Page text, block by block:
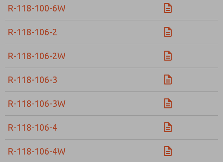
R-118-100-6W
R-118-106-2
R-118-106-2W
R-118-106-3
R-118-106-3W
R-118-106-4
R-118-106-4W
*Sí, he leído la política de privacidad y acepto que los
se recopilarán y almacenarán electrónicamente. Mis
únicamente con fines estrictamente destinados a
solicitud. Al enviar el formulario de contacto, acepto el